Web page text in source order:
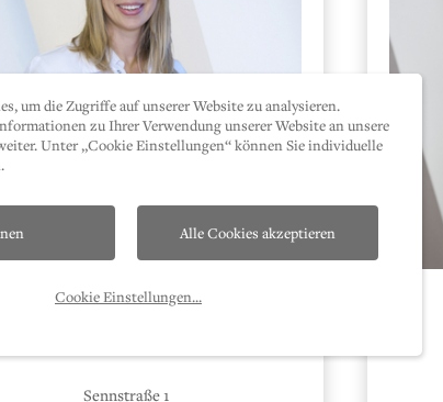
Dr. Andrea Lassacher-Wachter
Sennstraße 1
um die Zugriffe auf unserer Website zu analysieren.
zu Ihrer Verwendung unserer Website an unsere
Unter „Cookie Einstellungen“ können Sie individuelle
Cookie Einstellungen...
Alle Cookies akzeptieren